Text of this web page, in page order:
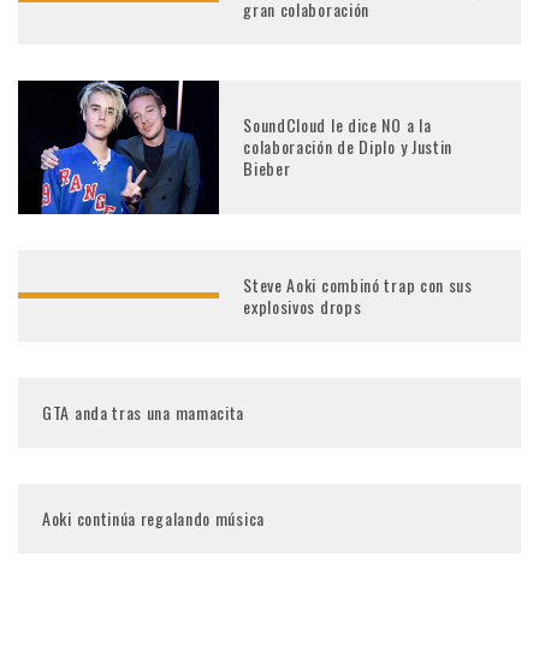
gran colaboración
SoundCloud le dice NO a la
colaboración de Diplo y Justin
Bieber
Steve Aoki combinó trap con sus
explosivos drops
GTA anda tras una mamacita
Aoki continúa regalando música